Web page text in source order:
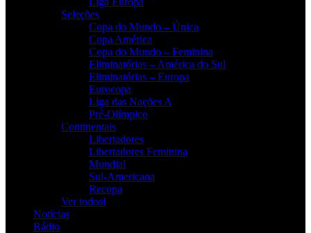
Seleções
Copa do Mundo – Única
Copa América
Copa do Mundo – Feminina
Eliminatórias – América do Sul
Eliminatórias – Europa
Eurocopa
Liga das Nações A
Pré-Olímpico
Continentais
Libertadores
Libertadores Feminina
Mundial
Sul-Americana
Recopa
Ver todos!
Notícias
Rádio